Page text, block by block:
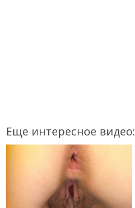
Еще интересное видео: